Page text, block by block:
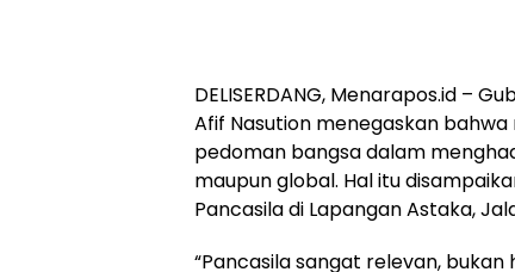
DELISERDANG, Menarapos.id –
Afif Nasution menegaskan
pedoman bangsa dalam
maupun global. Hal itu
Pancasila di Lapangan Astaka,
“Pancasila sangat relevan,